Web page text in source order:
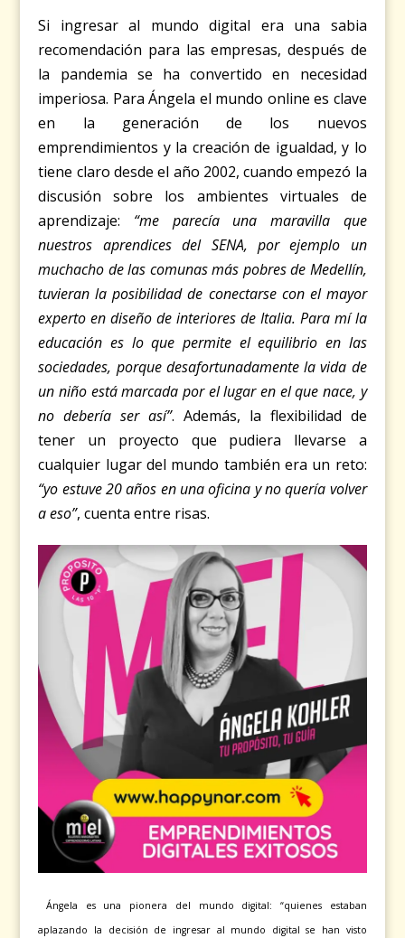
Si ingresar al mundo digital era una sabia
recomendación para las empresas, después de
la pandemia se ha convertido en necesidad
imperiosa. Para Ángela el mundo online es clave
en la generación de los nuevos
emprendimientos y la creación de igualdad, y lo
tiene claro desde el año 2002, cuando empezó la
discusión sobre los ambientes virtuales de
aprendizaje: “me parecía una maravilla que
nuestros aprendices del SENA, por ejemplo un
muchacho de las comunas más pobres de Medellín,
tuvieran la posibilidad de conectarse con el mayor
experto en diseño de interiores de Italia. Para mí la
educación es lo que permite el equilibrio en las
sociedades, porque desafortunadamente la vida de
un niño está marcada por el lugar en el que nace, y
no debería ser así”. Además, la flexibilidad de
tener un proyecto que pudiera llevarse a
cualquier lugar del mundo también era un reto:
“yo estuve 20 años en una oficina y no quería volver
a eso”, cuenta entre risas.
Ángela es una pionera del mundo digital: “quienes estaban
aplazando la decisión de ingresar al mundo digital se han visto